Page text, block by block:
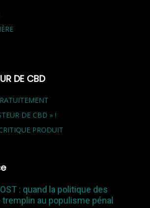
DE CBD
DE CBD » !
PRODUIT
: quand la politique des
au populisme pénal